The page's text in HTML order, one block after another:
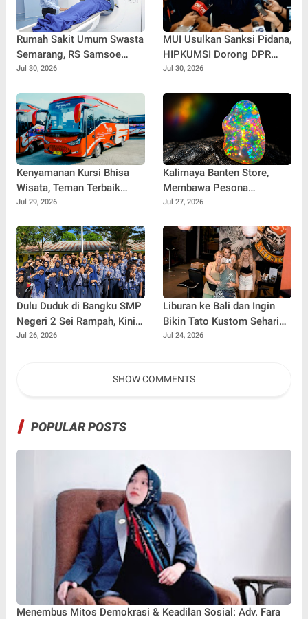
Rumah Sakit Umum Swasta
Semarang, RS Samsoe
Hidajat Perluas Layanan
Jul 30, 2026
MUI Usulkan Sanksi Pidana,
HIPKUMSI Dorong DPR
Segera Bertindak
Jul 30, 2026
Kenyamanan Kursi Bhisa
Wisata, Teman Terbaik
untuk Perjalanan Jauh
Jul 29, 2026
Kalimaya Banten Store,
Membawa Pesona
Kalimaya Banten
dan Internasional
Jul 27, 2026
Dulu Duduk di Bangku SMP
Negeri 2 Sei Rampah, Kini
Penulis Mulai Aja Dulu
Menginspirasi Generasi
Jul 26, 2026
Liburan ke Bali dan Ingin
Bikin Tato Kustom Sehari
Jadi? Ini Panduannya
Jul 24, 2026
SHOW COMMENTS
POPULAR POSTS
Menembus Mitos Demokrasi & Keadilan Sosial: Adv. Fara